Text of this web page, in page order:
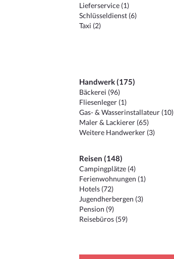
Lieferservice (1)
Schlüsseldienst (6)
Taxi (2)
Handwerk (175)
Bäckerei (96)
Fliesenleger (1)
Gas- & Wasserinstallateur (10)
Maler & Lackierer (65)
Weitere Handwerker (3)
Reisen (148)
Campingplätze (4)
Ferienwohnungen (1)
Hotels (72)
Jugendherbergen (3)
Pension (9)
Reisebüros (59)